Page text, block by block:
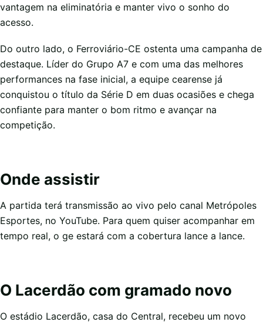
vantagem na eliminatória e manter vivo o sonho do
acesso.
Do outro lado, o Ferroviário-CE ostenta uma campanha de
destaque. Líder do Grupo A7 e com uma das melhores
performances na fase inicial, a equipe cearense já
conquistou o título da Série D em duas ocasiões e chega
confiante para manter o bom ritmo e avançar na
competição.
Onde assistir
A partida terá transmissão ao vivo pelo canal Metrópoles
Esportes, no YouTube. Para quem quiser acompanhar em
tempo real, o ge estará com a cobertura lance a lance.
O Lacerdão com gramado novo
O estádio Lacerdão, casa do Central, recebeu um novo